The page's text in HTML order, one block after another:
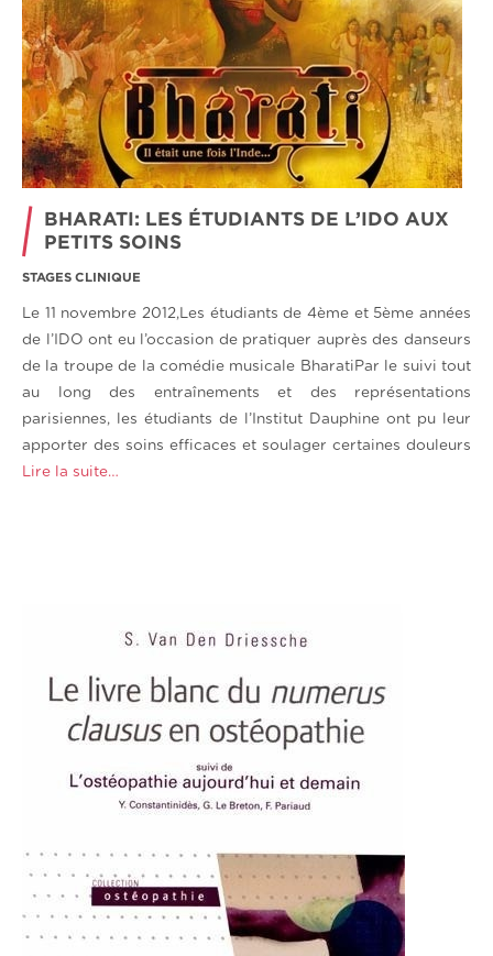
BHARATI: LES ÉTUDIANTS DE L’IDO AUX
PETITS SOINS
STAGES CLINIQUE
Le 11 novembre 2012,Les étudiants de 4ème et 5ème années
de l’IDO ont eu l’occasion de pratiquer auprès des danseurs
de la troupe de la comédie musicale BharatiPar le suivi tout
au long des entraînements et des représentations
parisiennes, les étudiants de l’Institut Dauphine ont pu leur
apporter des soins efficaces et soulager certaines douleurs
Lire la suite…